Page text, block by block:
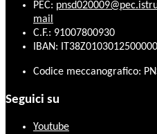
PEC:
mail
C.F.: 91007800930
IBAN:
Codice meccanografico:
Seguici su
Youtube